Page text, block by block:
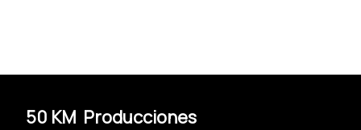
50 KM Producciones